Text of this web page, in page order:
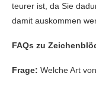
teurer ist, da Sie
damit auskommen
FAQs zu
Frage: Welche Art